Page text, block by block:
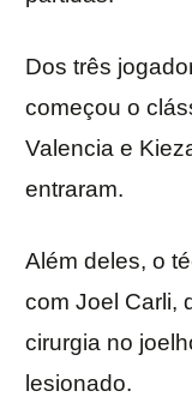
Dos três
começou o
Valencia e
entraram.
Além deles, o
com Joel Carli,
cirurgia no
lesionado.